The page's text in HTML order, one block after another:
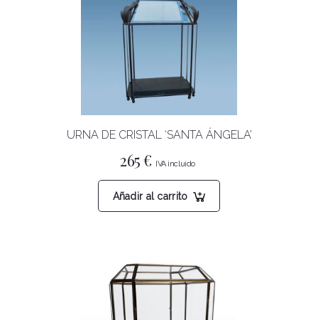
URNA DE CRISTAL ‘SANTA ÁNGELA’
265€
Añadir al carrito